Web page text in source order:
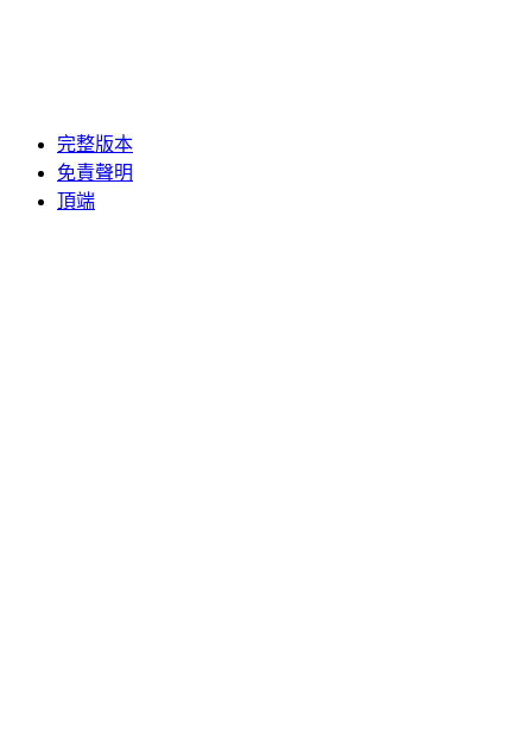
完整版本
免責聲明
頂端